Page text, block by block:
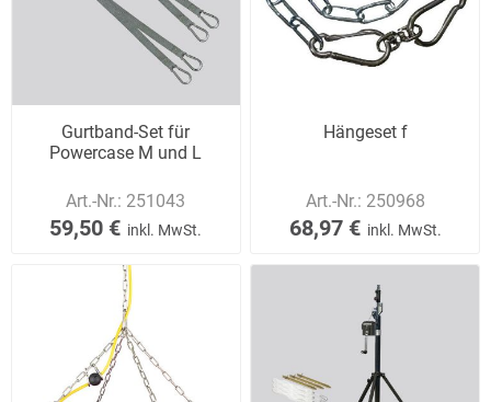
Gurtband-Set für
Powercase M und L
Art.-Nr.: 251043
59,50 € inkl. MwSt.
Hängeset f
Art.-Nr.: 250968
68,97 € inkl. MwSt.